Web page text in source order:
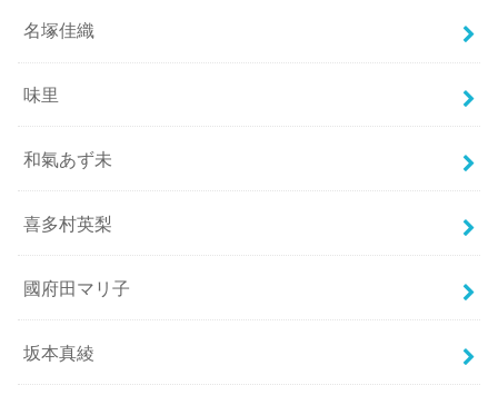
名塚佳織
味里
和氣あず未
喜多村英梨
國府田マリ子
坂本真綾